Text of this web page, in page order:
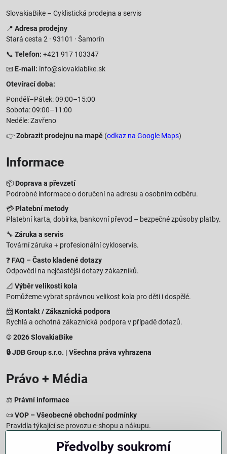
SlovakiaBike – Cyklistická prodejna a servis
📍 Adresa prodejny
Stará cesta 2 · 93101 · Šamorín
📞 Telefon: +421 917 103347
📧 E-mail: info@slovakiabike.sk
Otevírací doba:
Pondělí–Pátek: 09:00–15:00
Sobota: 09:00–11:00
Neděle: Zavřeno
👉Zobrazit prodejnu na mapě (odkaz na Google Maps)
Informace
📦 Doprava a převzetí
Podrobné informace o doručení na adresu a osobním odběru.
💳 Platební metody
Platební karta, dobírka, bankovní převod – bezpečné způsoby platby.
🔧 Záruka a servis
Tovární záruka + profesionální cykloservis.
❓ FAQ – Často kladené dotazy
Odpovědi na nejčastější dotazy zákazníků.
📐 Výběr velikosti kola
Pomůžeme vybrat správnou velikost kola pro děti i dospělé.
📨 Kontakt / Zákaznická podpora
Rychlá a ochotná zákaznická podpora v případě dotazů.
© 2026 SlovakiaBike
🔒 JDB Group s.r.o. | Všechna práva vyhrazena
Právo + Média
⚖️ Právní informace
📜VOP – Všeobecné obchodní podmínky
Pravidla týkající se provozu e-shopu a nákupu.
Zásady zpracování osobních údajů
Jak chráníme a zpracováváme vaše osobní údaje.
Předvolby soukromí